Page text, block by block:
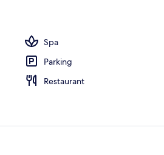
Spa
Parking
Restaurant